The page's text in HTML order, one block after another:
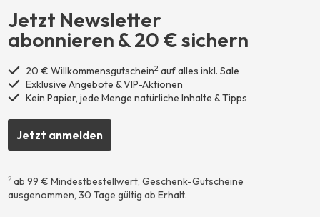
Jetzt Newsletter
abonnieren ​& 20 € sichern
20 € Willkommensgutschein2 auf alles inkl. Sale
Exklusive Angebote & VIP-Aktionen
Kein Papier, jede Menge natürliche Inhalte & Tipps
Jetzt anmelden
2 ab 99 € Mindestbestellwert, Geschenk-Gutscheine
ausgenommen, 30 Tage gültig ab Erhalt.